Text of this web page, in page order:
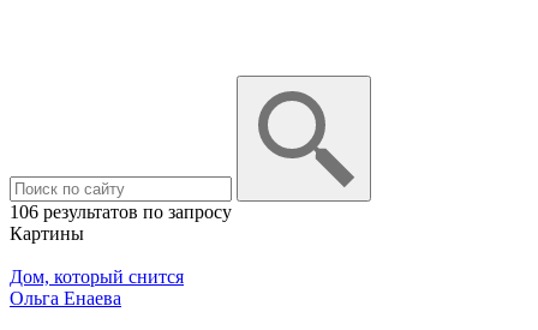
106 результатов по запросу
Картины
Дом, который снится
Ольга Енаева